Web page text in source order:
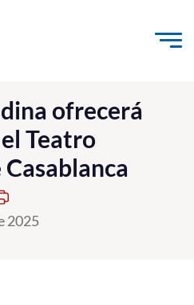
contenido
Innovación
ofrecerá
Teatro
2025